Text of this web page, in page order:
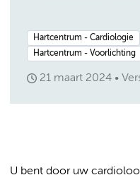
Hartcentrum - Cardiologie
Hartcentrum - Voorlichting
21 maart 2024
U bent door uw